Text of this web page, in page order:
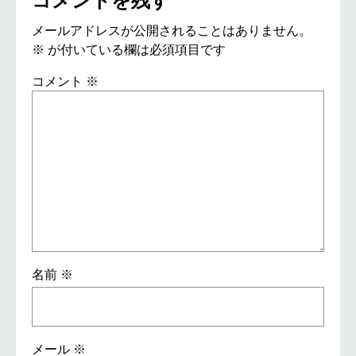
メールアドレスが公開されることはありません。
※ が付いている欄は必須項目です
コメント ※
名前 ※
メール ※